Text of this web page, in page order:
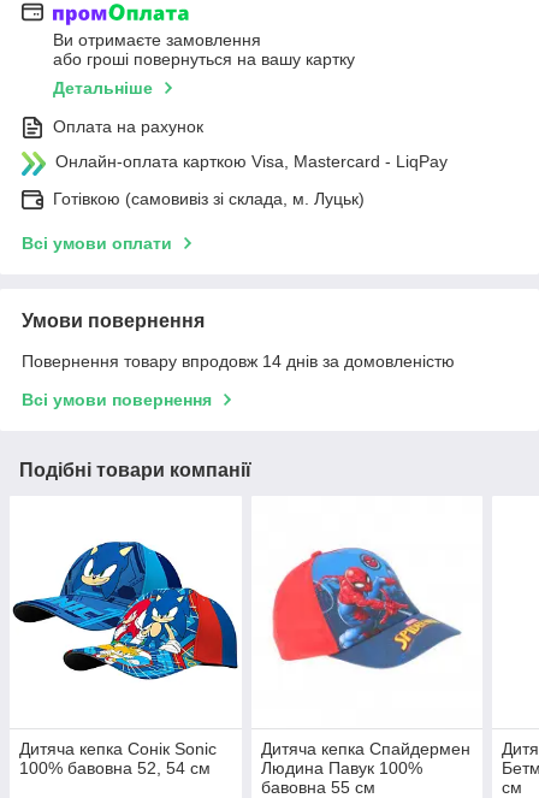
Ви отримаєте замовлення
або гроші повернуться на вашу картку
Детальніше
Оплата на рахунок
Онлайн-оплата карткою Visa, Mastercard - LiqPay
Готівкою (самовивіз зі склада, м. Луцьк)
Всі умови оплати
Умови повернення
Повернення товару впродовж 14 днів за домовленістю
Всі умови повернення
Подібні товари компанії
Дитяча кепка Сонік Sonic
100% бавовна 52, 54 см
Дитяча кепка Спайдермен
Людина Павук 100%
бавовна 55 см
см